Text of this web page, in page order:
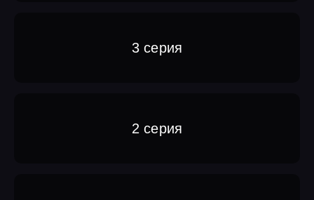
3 серия
2 серия